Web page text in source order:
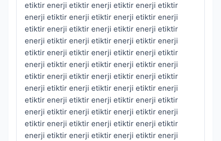
etiktir enerji etiktir enerji etiktir enerji etiktir
enerji etiktir enerji etiktir enerji etiktir enerji
etiktir enerji etiktir enerji etiktir enerji etiktir
enerji etiktir enerji etiktir enerji etiktir enerji
etiktir enerji etiktir enerji etiktir enerji etiktir
enerji etiktir enerji etiktir enerji etiktir enerji
etiktir enerji etiktir enerji etiktir enerji etiktir
enerji etiktir enerji etiktir enerji etiktir enerji
etiktir enerji etiktir enerji etiktir enerji etiktir
enerji etiktir enerji etiktir enerji etiktir enerji
etiktir enerji etiktir enerji etiktir enerji etiktir
enerji etiktir enerji etiktir enerji etiktir enerji